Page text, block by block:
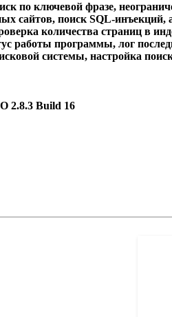
по ключевой фразе,
сайтов, поиск SQL-инъекций,
количества страниц в
работы программы, лог
системы, настройка
2.8.3 Build 16